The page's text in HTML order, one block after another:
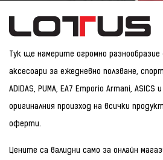
Тук ще намерите огромно разнообразие
аксесоари за ежедневно ползване,
ADIDAS, PUMA, EA7 Emporio Armani, ASICS
оригиналния произход на всички
оферти.
Цените са валидни само за онлайн